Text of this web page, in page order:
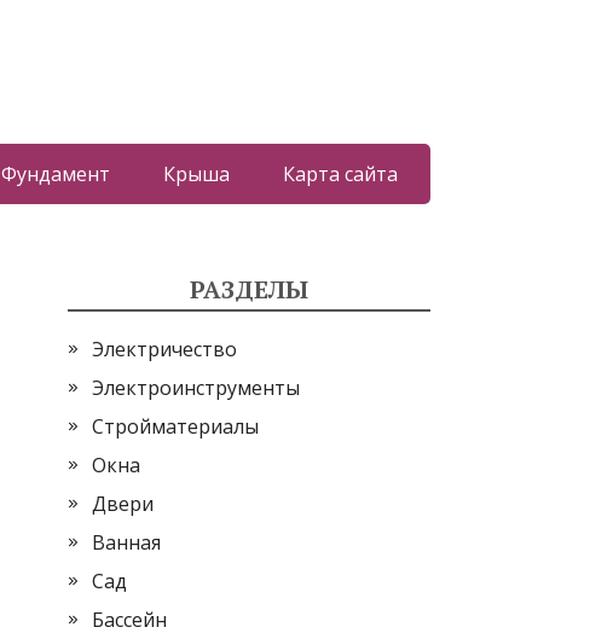
Фундамент Крыша Карта сайта
РАЗДЕЛЫ
Электричество
Электроинструменты
Стройматериалы
Окна
Двери
Ванная
Сад
Бассейн